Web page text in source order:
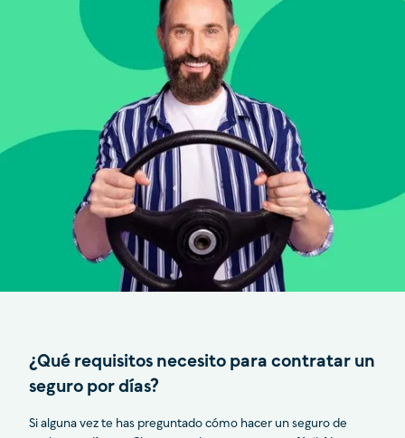
¿Qué requisitos necesito para contratar un
seguro por días?
Si alguna vez te has preguntado cómo hacer un seguro de